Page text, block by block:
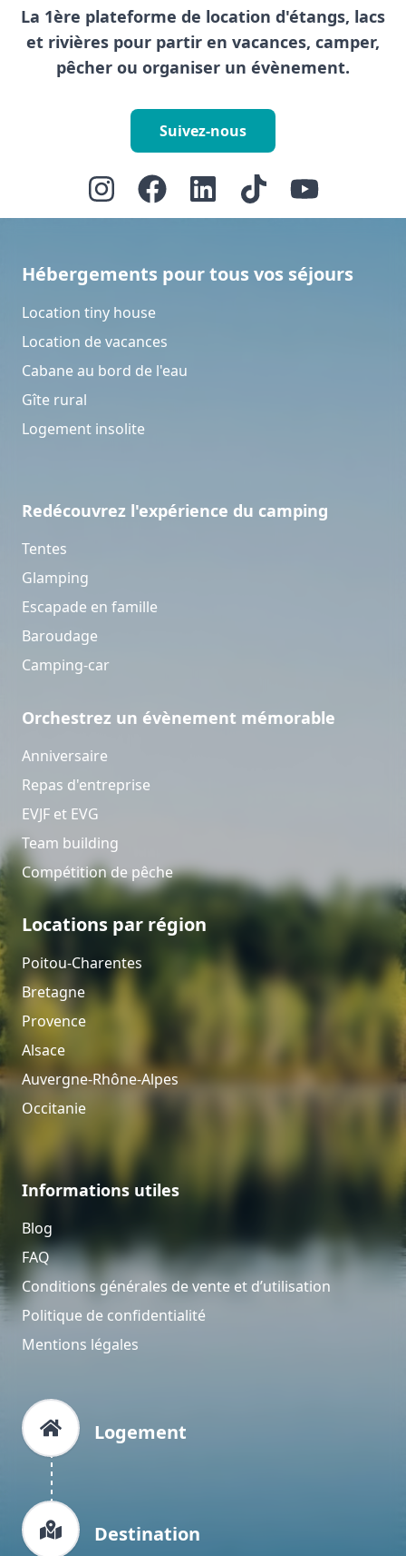
La 1ère plateforme de location d'étangs, lacs
et rivières pour partir en vacances, camper,
pêcher ou organiser un évènement.
Suivez-nous
Hébergements pour tous vos séjours
Location tiny house
Location de vacances
Cabane au bord de l'eau
Gîte rural
Logement insolite
Redécouvrez l'expérience du camping
Tentes
Glamping
Escapade en famille
Baroudage
Camping-car
Orchestrez un évènement mémorable
Anniversaire
Repas d'entreprise
EVJF et EVG
Team building
Compétition de pêche
Locations par région
Poitou-Charentes
Bretagne
Provence
Alsace
Auvergne-Rhône-Alpes
Occitanie
Informations utiles
Blog
FAQ
Conditions générales de vente et d’utilisation
Politique de confidentialité
Mentions légales
Logement
Destination